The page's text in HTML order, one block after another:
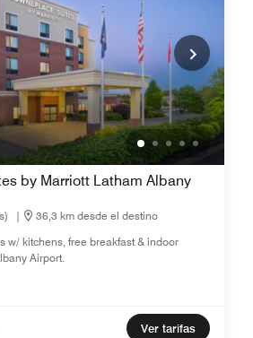
by Marriott Latham Albany
|
36,3 km desde el destino
w/ kitchens, free breakfast & indoor
Airport.
Ver tarifas